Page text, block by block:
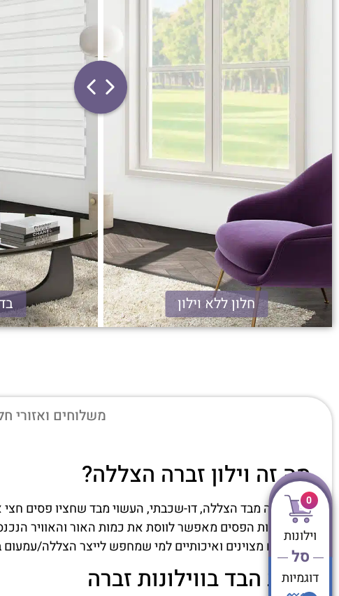
חלון ללא וילון
משלוחים ואזורי
מה זה וילון זברה הצללה?
וילון זברה מבד הצללה, דו-שכבתי, העשוי מבד שחציו פסים
שינוי זוויות הפסים מאפשר לווסת את כמות האור והאוויר
אלו בדים מצוינים ואיכותיים למי שמחפש לייצר הצללה/
רוחב הבד בווילונות זברה
0
וילונות
סל
דוגמיות